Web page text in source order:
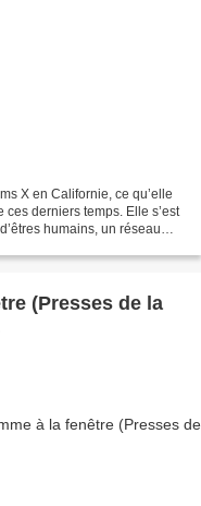
X en Californie, ce qu’elle
derniers temps. Elle s’est
humains, un réseau
(Presses de la